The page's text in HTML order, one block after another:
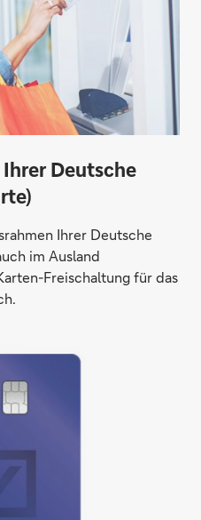
Deutsche
Ihrer Deutsche
im Ausland
Freischaltung für das